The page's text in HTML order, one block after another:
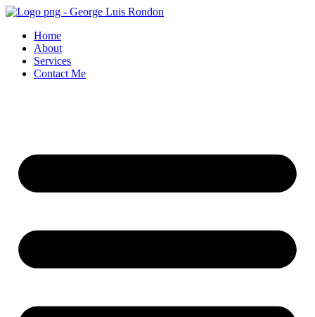
Skip
contentHome
About
Services
Contact Me